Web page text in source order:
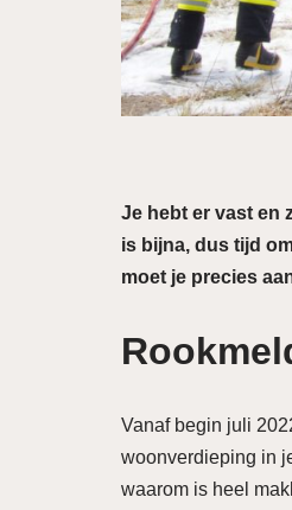
Je hebt er vast en
is bijna, dus tijd
moet je precies
Vanaf begin juli
woonverdieping in
waarom is heel